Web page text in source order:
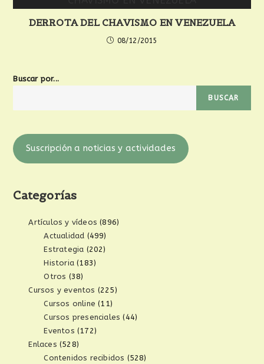
DERROTA DEL CHAVISMO EN VENEZUELA
08/12/2015
Buscar por...
BUSCAR
Suscripción a noticias y actividades
Categorías
Artículos y vídeos (896)
Actualidad (499)
Estrategia (202)
Historia (183)
Otros (38)
Cursos y eventos (225)
Cursos online (11)
Cursos presenciales (44)
Eventos (172)
Enlaces (528)
Contenidos recibidos (528)